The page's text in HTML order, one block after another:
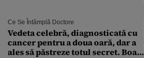
Ce Se Întâmplă Doctore
Vedeta celebră, diagnosticată cu
cancer pentru a doua oară, dar a
ales să păstreze totul secret. Boala